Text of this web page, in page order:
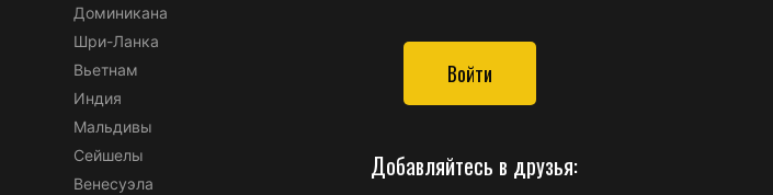
Доминикана
Шри-Ланка
Вьетнам
Индия
Мальдивы
Сейшелы
Венесуэла
Войти
Добавляйтесь в друзья: